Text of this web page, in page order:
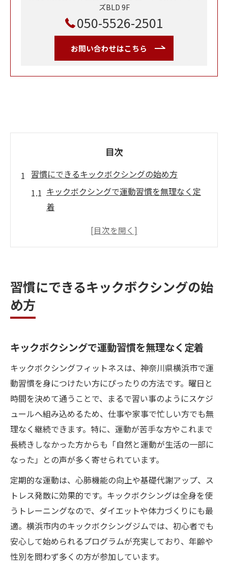
ズBLD 9F
050-5526-2501
お問い合わせはこちら
目次
習慣にできるキックボクシングの始め方
キックボクシングで運動習慣を無理なく定
着
曜日と時間を決めて続けるキックボクシン
少人数制キックボクシングで安心スタート
記
キックボクシング体験で得られる心身の変
化
キックボクシングが叶えるリフレッシュ効
果
運動を通じて感じるキックボクシングの快
適さ
は
フィットネス体験で得た運動習慣の大切さ
横浜のフィットネスで暮らしにリズムを生む方
キックボクシングで生活に新しいリズムを
習慣にできるキックボクシングの始
め方
キックボクシングで運動習慣を無理なく定着
キックボクシングフィットネスは、神奈川県横浜市で運
動習慣を身につけたい方にぴったりの方法です。曜日と
時間を決めて通うことで、まるで習い事のようにスケジ
ュールへ組み込めるため、仕事や家事で忙しい方でも無
理なく継続できます。特に、運動が苦手な方やこれまで
長続きしなかった方からも「自然と運動が生活の一部に
なった」との声が多く寄せられています。
定期的な運動は、心肺機能の向上や基礎代謝アップ、ス
トレス発散に効果的です。キックボクシングは全身を使
うトレーニングなので、ダイエットや体力づくりにも最
適。横浜市内のキックボクシングジムでは、初心者でも
安心して始められるプログラムが充実しており、年齢や
性別を問わず多くの方が参加しています。